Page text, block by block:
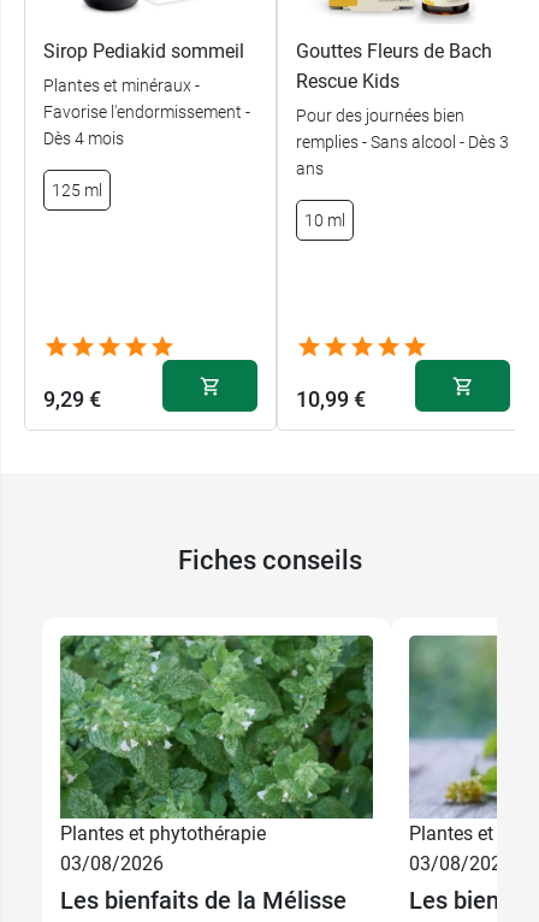
Conditionnement : flacon de 125 ml
À découvrir ! Le sirop
Petit Chêne pour le
sommeil
des enfants à partir de 3 ans au Pavot
de Californie (arôme fraise).
41 avenue Hector Otto Le Patio Palace
98000 MONACO
France
Sirop Pediakid sommeil
Plantes et minéraux -
Favorise l'endormissement -
Dès 4 mois
125 ml
9,29 €
Gouttes Fleurs de Bach
Rescue Kids
Pour des journées bien
remplies - Sans alcool - Dès 3
ans
10 ml
10,99 €
Fiches conseils
Plantes et phytothérapie
03/08/2026
Les bienfaits de la Mélisse
Plantes et
03/08/2026
Les